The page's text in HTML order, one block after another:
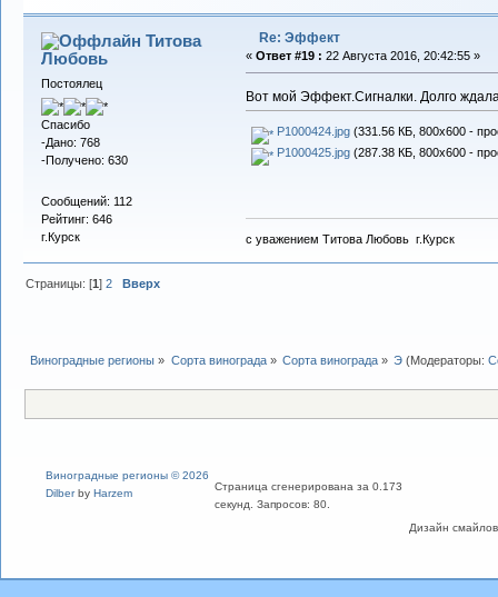
Титова
Любовь
Постоялец
Спасибо
-Дано: 768
-Получено: 630
Сообщений: 112
Рейтинг: 646
г.Курск
Re: Эффект
« Ответ #19 : 22 Августа 2016, 20:42:55 »
Вот мой Эффект.Сигналки. Долго
P1000424.jpg(331.56 КБ, 800x600 -
P1000425.jpg(287.38 КБ, 800x600 -
с уважением Титова Любовь г.Курск
Страницы: [1]2 Вверх
Виноградные регионы » Сорта винограда» Сорта винограда» Э (Модераторы:
Дизайн
Виноградные регионы © 2026
Dilberby Harzem
Страница сгенерирована за 0.173
секунд. Запросов: 80.